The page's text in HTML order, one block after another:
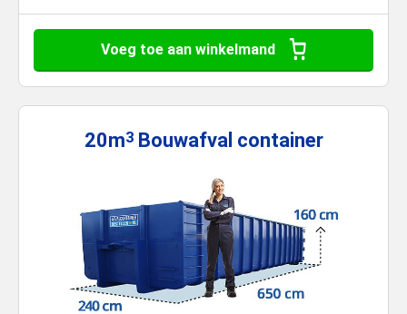
Voeg toe aan winkelmand
20m3 Bouwafval container